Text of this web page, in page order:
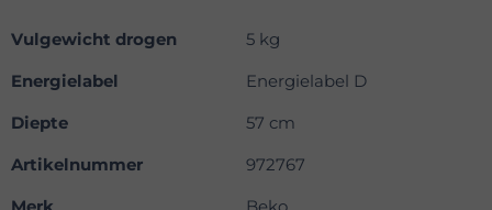
Vulgewicht drogen
5 kg
Energielabel
Energielabel D
Diepte
57 cm
Artikelnummer
972767